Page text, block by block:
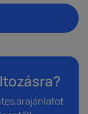
árajánlatot